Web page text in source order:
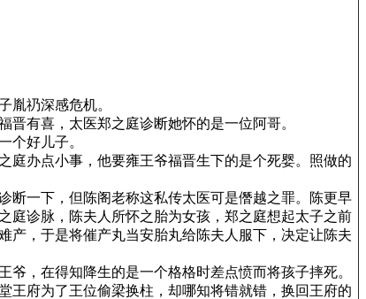
胤礽深感危机。
有喜，太医郑之庭诊断她怀的是一位阿哥。
个好儿子。
办点小事，他要雍王爷福晋生下的是个死婴。照做的
一下，但陈阁老称这私传太医可是僭越之罪。陈更早
庭诊脉，陈夫人所怀之胎为女孩，郑之庭想起太子之前
产，于是将催产丸当安胎丸给陈夫人服下，决定让陈夫
，在得知降生的是一个格格时差点愤而将孩子摔死。
王府为了王位偷梁换柱，却哪知将错就错，换回王府的